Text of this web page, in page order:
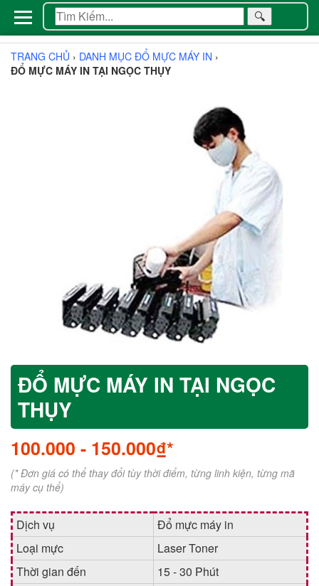
🔍
TRANG CHỦ › DANH MỤC ĐỔ MỰC MÁY IN ›
ĐỔ MỰC MÁY IN TẠI NGỌC THỤY
ĐỔ MỰC MÁY IN TẠI NGỌC
THỤY
100.000 - 150.000₫*
(* Đơn giá có thể thay đổi tùy thời điểm, từng linh kiện, từng mã
máy cụ thể)
Dịch vụ
Đổ mực máy in
Loại mực
Laser Toner
Thời gian đến
15 - 30 Phút